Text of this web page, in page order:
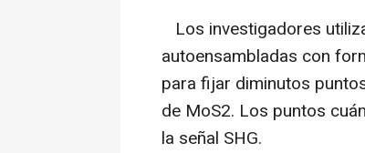
Los investigadores
autoensambladas con
para fijar diminutos
de MoS2. Los puntos
la señal SHG.